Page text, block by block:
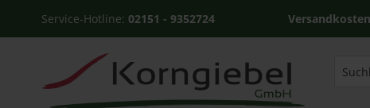
Service-Hotline: 02151 - 9352724 Versandkostenfrei ab